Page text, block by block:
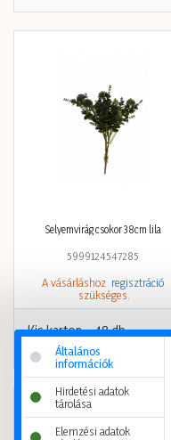
Selyemvirág csokor 38cm lila
5999124547285
A vásárláshoz regisztráció
szükséges.
Kis karton
48 db
Nagy karton 192 db
Általános
információk
Hirdetési adatok
tárolása
Elemzési adatok